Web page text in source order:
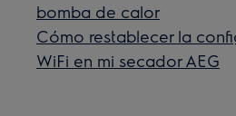
bomba de calor
Cómo restablecer la
WiFi en mi secador AEG